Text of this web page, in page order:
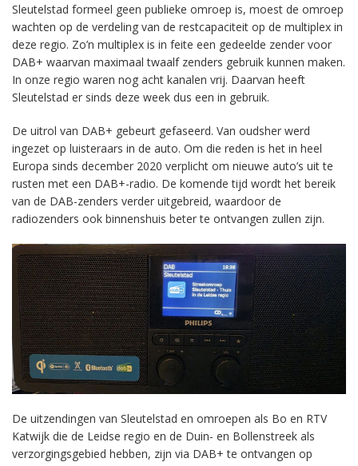
Sleutelstad formeel geen publieke omroep is, moest de omroep
wachten op de verdeling van de restcapaciteit op de multiplex in
deze regio. Zo’n multiplex is in feite een gedeelde zender voor
DAB+ waarvan maximaal twaalf zenders gebruik kunnen maken.
In onze regio waren nog acht kanalen vrij. Daarvan heeft
Sleutelstad er sinds deze week dus een in gebruik.
De uitrol van DAB+ gebeurt gefaseerd. Van oudsher werd
ingezet op luisteraars in de auto. Om die reden is het in heel
Europa sinds december 2020 verplicht om nieuwe auto’s uit te
rusten met een DAB+-radio. De komende tijd wordt het bereik
van de DAB-zenders verder uitgebreid, waardoor de
radiozenders ook binnenshuis beter te ontvangen zullen zijn.
De uitzendingen van Sleutelstad en omroepen als Bo en RTV
Katwijk die de Leidse regio en de Duin- en Bollenstreek als
verzorgingsgebied hebben, zijn via DAB+ te ontvangen op